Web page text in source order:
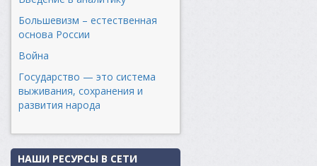
Большевизм – естественная
основа России
Война
Государство — это система
выживания, сохранения и
развития народа
НАШИ РЕСУРСЫ В СЕТИ